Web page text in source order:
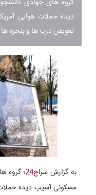
گروه های جهادی
دیده حملات هوایی
تعویض درب ها و پنجره ها
به گزارش سراج24
؛ گروه
مسکونی آسیب دیده حملات